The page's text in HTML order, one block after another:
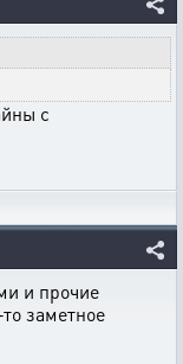
с
и прочие
заметное